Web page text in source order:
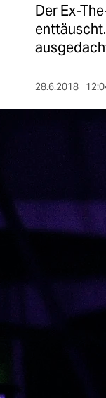
Der Ex-
28.6.2018